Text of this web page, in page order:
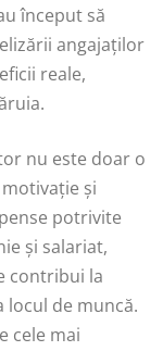
început să
angajaților
reale,
nu este doar o
și
potrivite
și salariat,
contribui la
locul de muncă.
cele mai